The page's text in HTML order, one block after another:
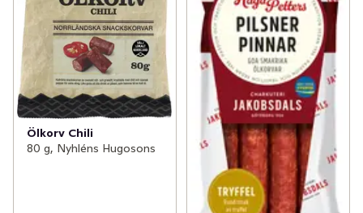
Ölkorv Chili
80 g, Nyhléns Hugosons